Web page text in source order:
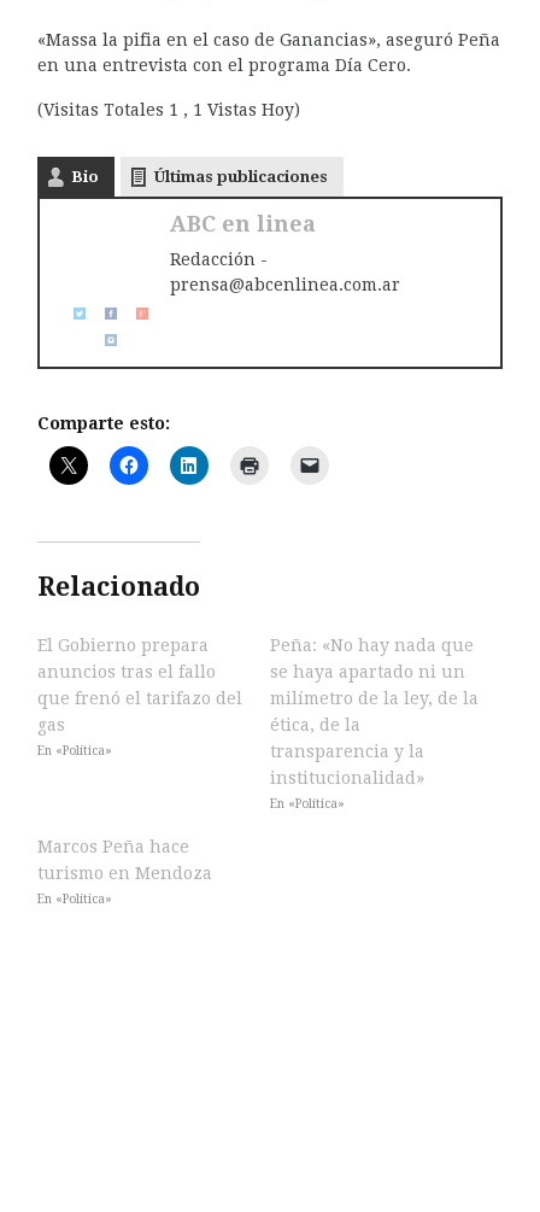
«Massa la pifia en el caso de Ganancias», aseguró Peña
en una entrevista con el programa Día Cero.
(Visitas Totales 1 , 1 Vistas Hoy)
Bio Últimas publicaciones
ABC en linea
Redacción -
prensa@abcenlinea.com.ar
Comparte esto:
Relacionado
El Gobierno prepara
anuncios tras el fallo
que frenó el tarifazo del
gas
En «Política»
Peña: «No hay nada que
se haya apartado ni un
milímetro de la ley, de la
ética, de la
transparencia y la
institucionalidad»
En «Política»
Marcos Peña hace
turismo en Mendoza
En «Política»